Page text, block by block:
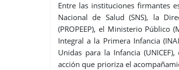
Entre las instituciones firmantes
Nacional de Salud (SNS), la
(PROPEEP), el Ministerio Público
Integral a la Primera Infancia
Unidas para la Infancia
acción que prioriza el